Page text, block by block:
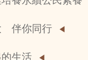
伴你同行